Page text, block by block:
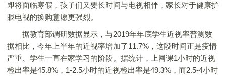
即将面临寒假，孩子们又要长时间与电视相伴，家长对于健康护
眼电视的换购意愿更强烈。
据教育部调研数据显示，与2019年年底学生近视率普测数
据相比，今年上半年的近视率增加了11.7%，这段时间正是疫情
严重、学生一直在家学习的阶段。据统计，上网课1小时的近视
检出率是45.8%，1-2.5小时的近视检出率是49.3%，而2.5-4小时